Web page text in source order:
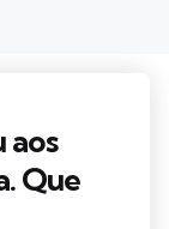
aos
Que